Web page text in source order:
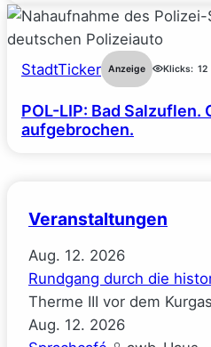
StadtTicker Anzeige Klicks: 12
POL-LIP: Bad Salzuflen.
aufgebrochen.
Veranstaltungen
Aug. 12. 2026
Rundgang durch die
Therme III vor dem
Aug. 12. 2026